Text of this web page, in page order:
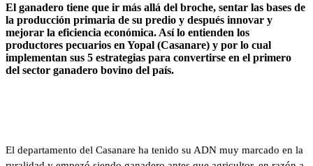
El ganadero tiene que ir más allá del broche, sentar las bases de
la producción primaria de su predio y después innovar y
mejorar la eficiencia económica. Así lo entienden los
productores pecuarios en Yopal (Casanare) y por lo cual
implementan sus 5 estrategias para convertirse en el primero
del sector ganadero bovino del país.
El departamento del Casanare ha tenido su ADN muy marcado en la